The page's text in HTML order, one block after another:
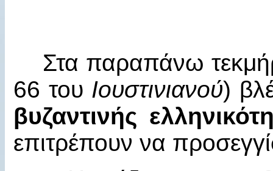
Στα παραπάνω
66 του Ιουστινιανού)
βυζαντινής
επιτρέπουν να